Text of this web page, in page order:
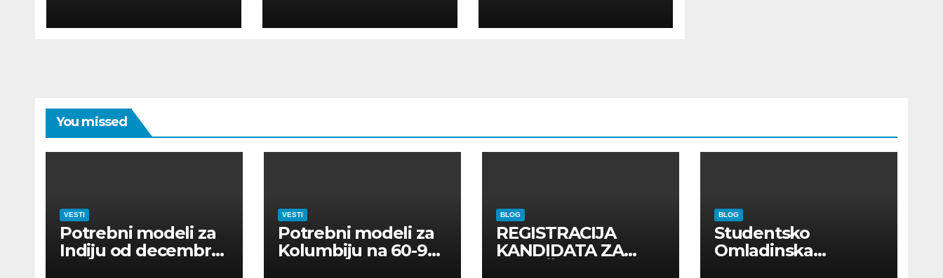
You missed
VESTI
Potrebni modeli za
Indiju od decembra
VESTI
Potrebni modeli za
Kolumbiju na 60-90
BLOG
REGISTRACIJA
KANDIDATA ZA
BLOG
Studentsko
Omladinska